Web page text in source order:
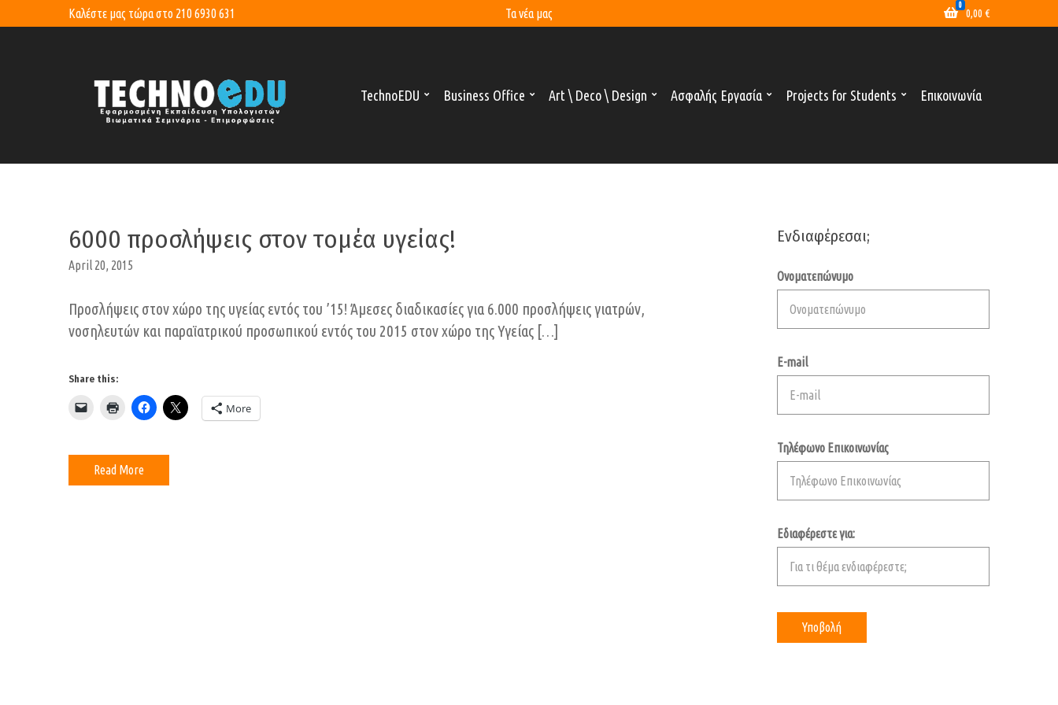
Καλέστε μας τώρα στο 210 6930 631 Τα νέα μας
0
0,00 €
TechnoEDU Business Office Art \ Deco \ Design Ασφαλής Εργασία Projects for Students Επικοινωνία
6000 προσλήψεις στον τομέα υγείας!
April 20, 2015
Προσλήψεις στον χώρο της υγείας εντός του ’15! Άμεσες διαδικασίες για 6.000 προσλήψεις γιατρών,
νοσηλευτών και παραϊατρικού προσωπικού εντός του 2015 στον χώρο της Υγείας […]
Share this:
More
Read More
Ενδιαφέρεσαι;
Ονοματεπώνυμο
E-mail
Τηλέφωνο Επικοινωνίας
Εδιαφέρεστε για: